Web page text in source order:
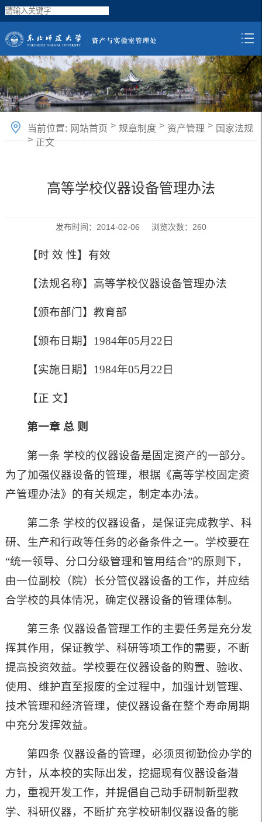
当前位置: 网站首页 > 规章制度 > 资产管理 > 国家法规
> 正文
高等学校仪器设备管理办法
发布时间：2014-02-06 浏览次数： 260
【时 效 性】有效
【法规名称】高等学校仪器设备管理办法
【颁布部门】教育部
【颁布日期】1984年05月22日
【实施日期】1984年05月22日
【正 文】
第一章 总 则
第一条 学校的仪器设备是固定资产的一部分。
为了加强仪器设备的管理，根据《高等学校固定资
产管理办法》的有关规定，制定本办法。
第二条 学校的仪器设备，是保证完成教学、科
研、生产和行政等任务的必备条件之一。学校要在
“统一领导、分口分级管理和管用结合”的原则下，
由一位副校（院）长分管仪器设备的工作，并应结
合学校的具体情况，确定仪器设备的管理体制。
第三条 仪器设备管理工作的主要任务是充分发
挥其作用，保证教学、科研等项工作的需要，不断
提高投资效益。学校要在仪器设备的购置、验收、
使用、维护直至报废的全过程中，加强计划管理、
技术管理和经济管理，使仪器设备在整个寿命周期
中充分发挥效益。
第四条 仪器设备的管理，必须贯彻勤俭办学的
方针，从本校的实际出发，挖掘现有仪器设备潜
力，重视开发工作，并提倡自己动手研制新型教
学、科研仪器，不断扩充学校研制仪器设备的能